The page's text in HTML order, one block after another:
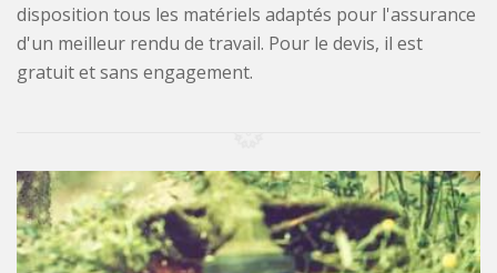
disposition tous les matériels adaptés pour l'assurance
d'un meilleur rendu de travail. Pour le devis, il est
gratuit et sans engagement.